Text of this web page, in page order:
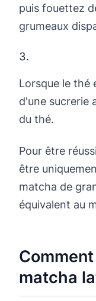
puis fouettez
grumeaux
Lorsque le thé
d'une sucrerie
du thé.
Pour être
être
matcha de
équivalent au
matcha